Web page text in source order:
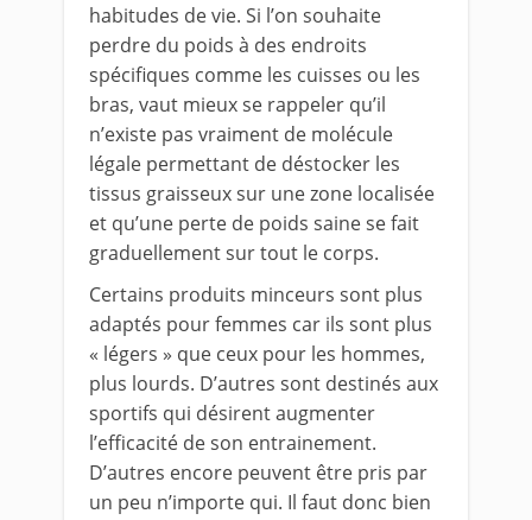
habitudes de vie. Si l’on souhaite
perdre du poids à des endroits
spécifiques comme les cuisses ou les
bras, vaut mieux se rappeler qu’il
n’existe pas vraiment de molécule
légale permettant de déstocker les
tissus graisseux sur une zone localisée
et qu’une perte de poids saine se fait
graduellement sur tout le corps.
Certains produits minceurs sont plus
adaptés pour femmes car ils sont plus
« légers » que ceux pour les hommes,
plus lourds. D’autres sont destinés aux
sportifs qui désirent augmenter
l’efficacité de son entrainement.
D’autres encore peuvent être pris par
un peu n’importe qui. Il faut donc bien